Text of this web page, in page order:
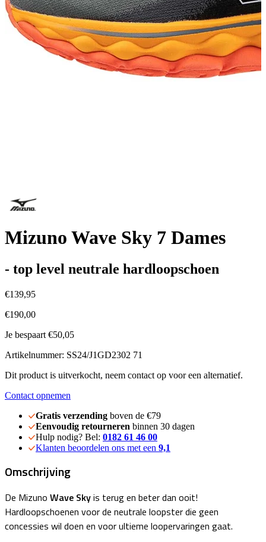
Mizuno Wave Sky 7 Dames
- top level neutrale hardloopschoen
€139,95
€190,00
Je bespaart €50,05
Artikelnummer: SS24/J1GD2302 71
Dit product is uitverkocht, neem contact op voor een alternatief.
Contact opnemen
Gratis verzending boven de €79
Eenvoudig retourneren binnen 30 dagen
Hulp nodig? Bel: 0182 61 46 00
Klanten beoordelen ons met een 9,1
Omschrijving
De Mizuno Wave Skyis terug en beter dan ooit!
Hardloopschoenen voor de neutrale loopster die geen
concessies wil doen en voor ultieme loopervaringen gaat.